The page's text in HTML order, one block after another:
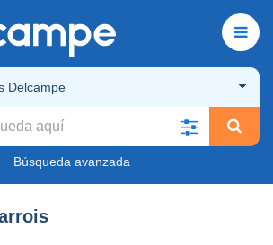
Delcampe
Búsqueda avanzada